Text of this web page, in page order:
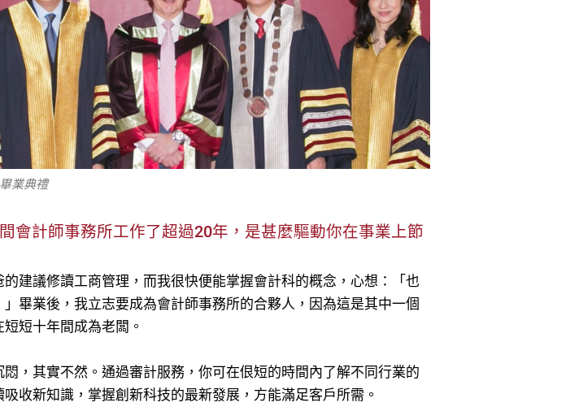
業典禮
會計師事務所工作了超過20年，是甚麼驅動你在事業上節
建議修讀工商管理，而我很快便能掌握會計科的概念，心想：「也
畢業後，我立志要成為會計師事務所的合夥人，因為這是其中一個
短十年間成為老闆。
，其實不然。通過審計服務，你可在佷短的時間內了解不同行業的
收新知識，掌握創新科技的最新發展，方能滿足客戶所需。